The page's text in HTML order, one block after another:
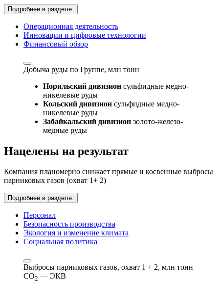
Подробнее в разделе:
Операционная деятельность
Инновации и цифровые технологии
Финансовый обзор
Добыча руды по Группе, млн тонн
Норильский дивизион сульфидные медно-
никелевые руды
Кольский дивизион сульфидные медно-
никелевые руды
Забайкальский дивизион золото-железо-
медные руды
Нацелены на результат
Компания планомерно снижает прямые и косвенные выбросы
парниковых газов (охват 1+ 2)
Подробнее в разделе:
Персонал
Безопасность производства
Экология и изменение климата
Социальная политика
Выбросы парниковых газов, охват 1 + 2, млн тонн
СО2 — ЭКВ